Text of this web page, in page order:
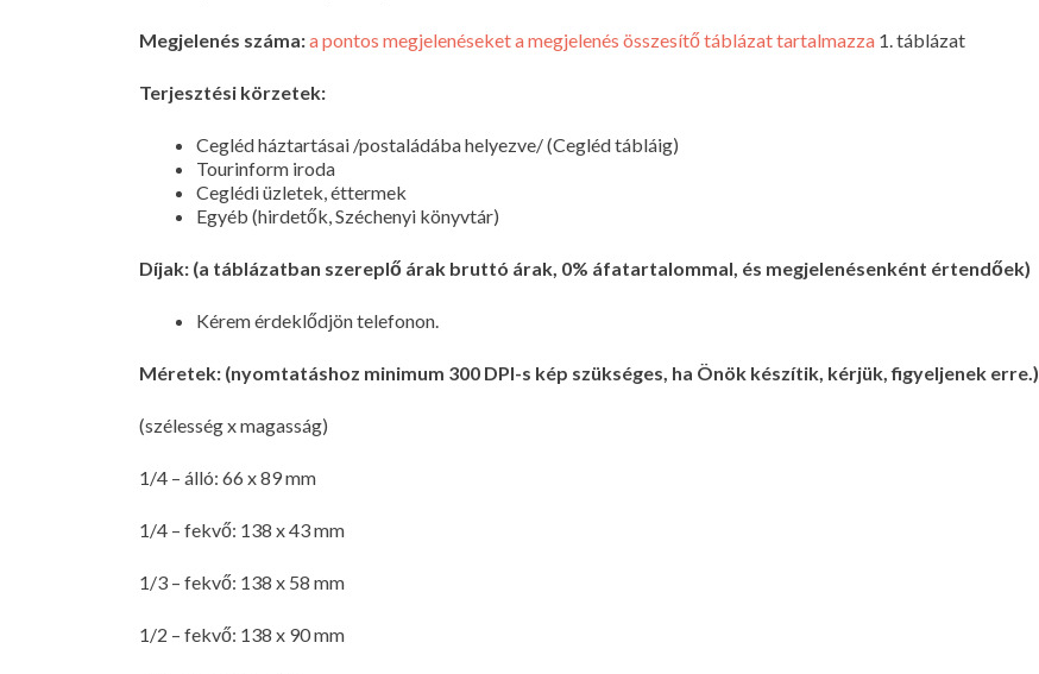
Megjelenés száma:a pontos megjelenéseket a megjelenés összesítő táblázat tartalmazza 1. táblázat
Terjesztési körzetek:
Cegléd háztartásai /postaládába helyezve/ (Cegléd tábláig)
Tourinform iroda
Ceglédi üzletek, éttermek
Egyéb (hirdetők, Széchenyi könyvtár)
Díjak: (a táblázatban szereplő árak bruttó árak, 0% áfatartalommal, és megjelenésenként értendőek)
Kérem érdeklődjön telefonon.
Méretek: (nyomtatáshoz minimum 300 DPI-s kép szükséges, ha Önök készítik, kérjük, figyeljenek erre.)
(szélesség x magasság)
1/4 – álló: 66 x 89 mm
1/4 – fekvő: 138 x 43 mm
1/3 – fekvő: 138 x 58 mm
1/2 – fekvő: 138 x 90 mm